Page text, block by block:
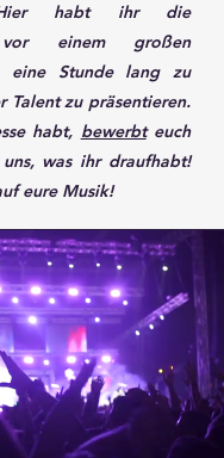
Hier habt ihr die
vor einem großen
eine Stunde lang zu
Talent zu präsentieren.
habt, bewerbteuch
was ihr draufhabt!
eure Musik!